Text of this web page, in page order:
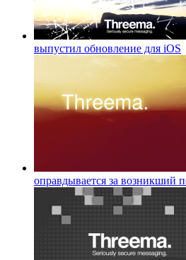
выпустил обновление для iOS
оправдывается за возникший